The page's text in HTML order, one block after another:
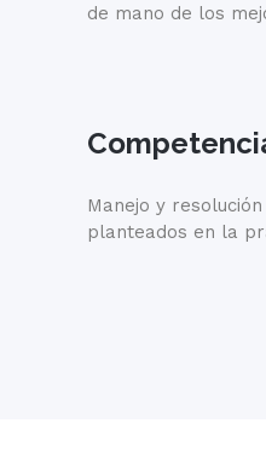
de mano de los
Manejo y
planteados en la